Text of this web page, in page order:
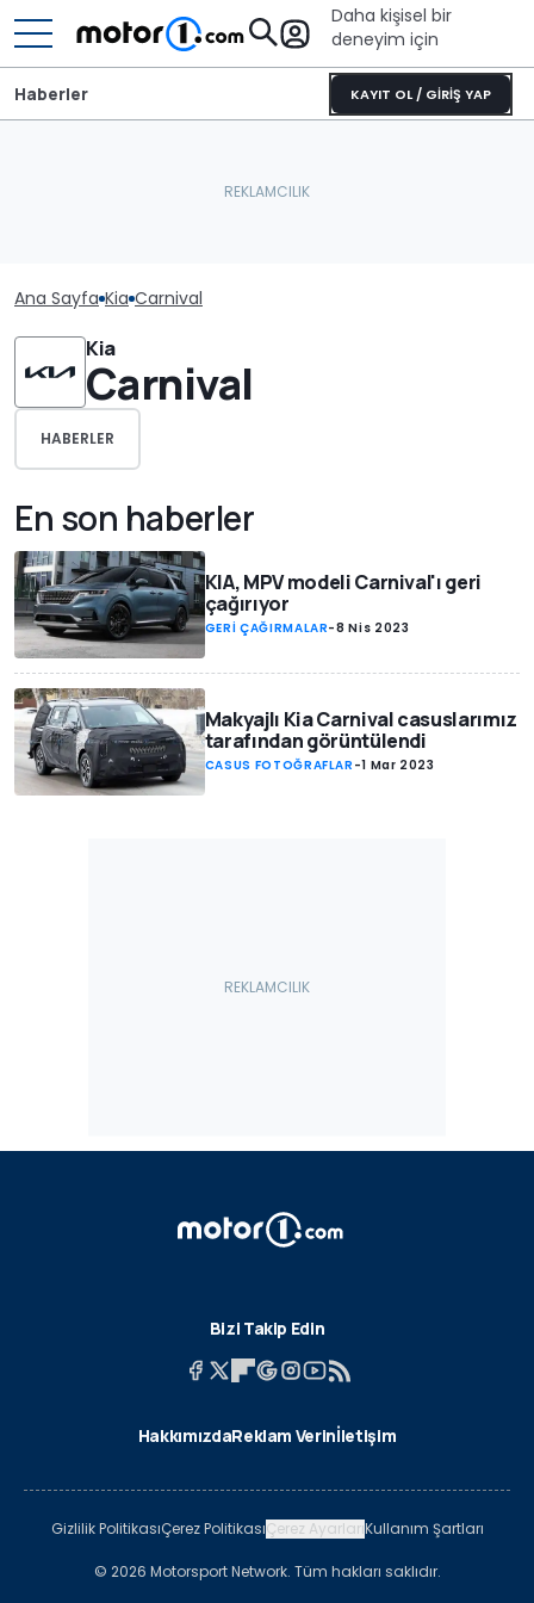
Daha kişisel bir
deneyim için
KAYIT OL / GİRİŞ YAP
Haberler
Ana Sayfa Kia Carnival
Kia
Carnival
HABERLER
En son haberler
KIA, MPV modeli Carnival'ı geri
çağırıyor
GERİ ÇAĞIRMALAR-8 Nis 2023
Makyajlı Kia Carnival casuslarımız
tarafından görüntülendi
CASUS FOTOĞRAFLAR -1 Mar 2023
Bizi Takip Edin
HakkımızdaReklam Verinİletişim
Gizlilik PolitikasıÇerez PolitikasıÇerez AyarlarıKullanım Şartları
© 2026 Motorsport Network. Tüm hakları saklıdır.